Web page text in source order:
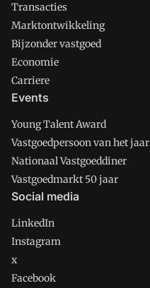
Transacties
Marktontwikkeling
Bijzonder vastgoed
Economie
Carriere
Events
Young Talent Award
Vastgoedpersoon van het jaar
Nationaal Vastgoeddiner
Vastgoedmarkt 50 jaar
Social media
LinkedIn
Instagram
x
Facebook